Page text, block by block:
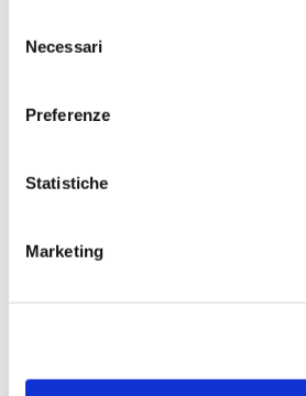
delNecessari
Preferenze
Statistiche
Marketing